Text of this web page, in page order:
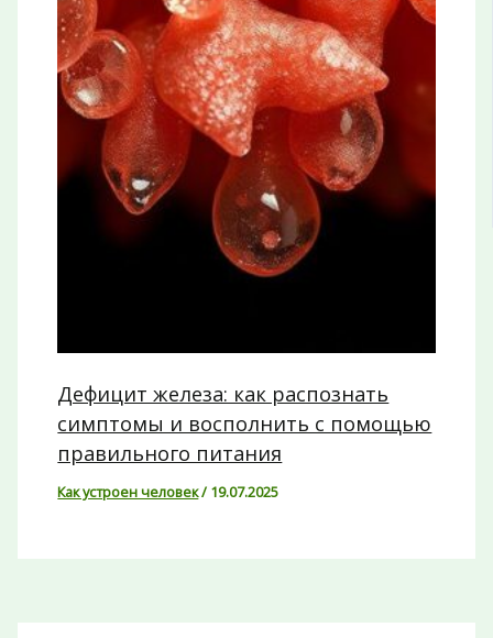
Дефицит железа: как распознать
симптомы и восполнить с помощью
правильного питания
Как устроен человек/ 19.07.2025